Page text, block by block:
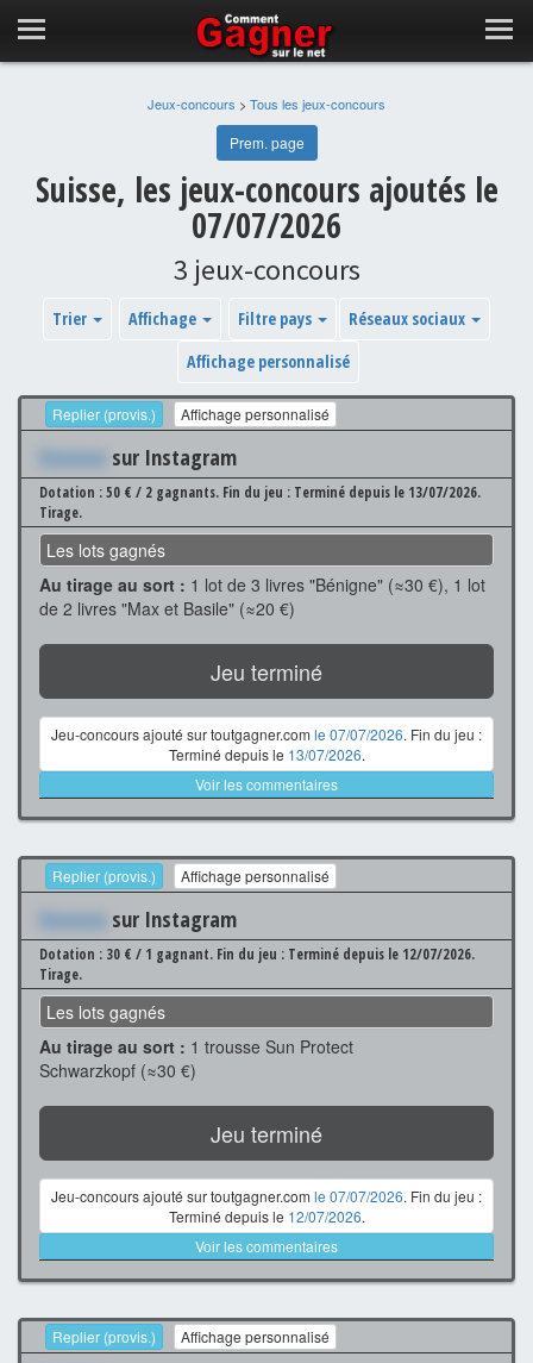
Jeux-concours > Tous les jeux-concours
Prem. page
Suisse, les jeux-concours ajoutés le
07/07/2026
3 jeux-concours
Trier Affichage Filtre pays
Réseaux sociaux
Affichage personnalisé
Replier (provis.) Affichage personnalisé
Xxxxxxx sur Instagram
Dotation : 50 € / 2 gagnants. Fin du jeu : Terminé depuis le 13/07/2026.
Tirage.
Les lots gagnés
Au tirage au sort : 1 lot de 3 livres "Bénigne" (≈30 €), 1 lot
de 2 livres "Max et Basile" (≈20 €)
Jeu terminé
Jeu-concours ajouté sur toutgagner.com le 07/07/2026. Fin du jeu :
Terminé depuis le 13/07/2026.
Voir les commentaires
Replier (provis.) Affichage personnalisé
Xxxxxxx sur Instagram
Dotation : 30 € / 1 gagnant. Fin du jeu : Terminé depuis le 12/07/2026.
Tirage.
Les lots gagnés
Au tirage au sort : 1 trousse Sun Protect
Schwarzkopf (≈30 €)
Jeu terminé
Jeu-concours ajouté sur toutgagner.com le 07/07/2026. Fin du jeu :
Terminé depuis le 12/07/2026.
Voir les commentaires
Replier (provis.) Affichage personnalisé